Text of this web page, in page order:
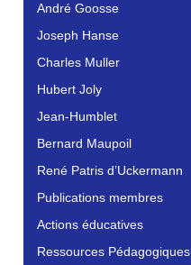
André Goosse
Joseph Hanse
Charles Muller
Hubert Joly
Jean-Humblet
Bernard Maupoil
René Patris d’Uckermann
Publications membres
Actions éducatives
Ressources Pédagogiques